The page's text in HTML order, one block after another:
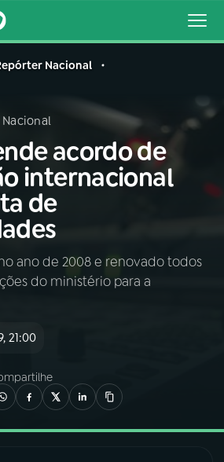
Buscar
AO VIVO
Nacional
acordo de
internacional
de
ano de 2008 e renovado todos
do ministério para a
21:00